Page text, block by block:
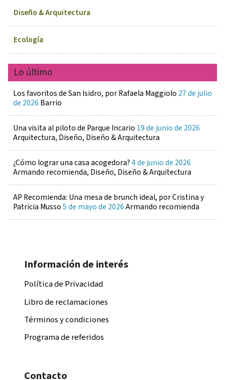
Diseño & Arquitectura
Ecología
Lo último
Los favoritos de San Isidro, por Rafaela Maggiolo 27 de julio
de 2026 Barrio
Una visita al piloto de Parque Incario 19 de junio de 2026
Arquitectura, Diseño, Diseño & Arquitectura
¿Cómo lograr una casa acogedora?4 de junio de 2026
Armando recomienda, Diseño, Diseño & Arquitectura
AP Recomienda: Una mesa de brunch ideal, por Cristina y
Patricia Musso5 de mayo de 2026Armando recomienda
Información de interés
Política de Privacidad
Libro de reclamaciones
Términos y condiciones
Programa de referidos
Contacto